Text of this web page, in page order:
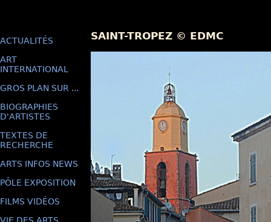
ACTUALITÉS
ART
INTERNATIONAL
GROS PLAN SUR ...
BIOGRAPHIES
D'ARTISTES
TEXTES DE
RECHERCHE
ARTS INFOS NEWS
PÔLE EXPOSITION
FILMS VIDÉOS
SAINT-TROPEZ © EDMC